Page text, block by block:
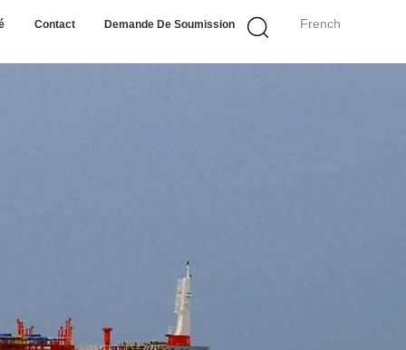
French
Contact Demande De Soumission